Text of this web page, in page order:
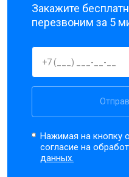
Закажите
перезвоним за 5
Нажимая на кнопку
согласие на
данных.